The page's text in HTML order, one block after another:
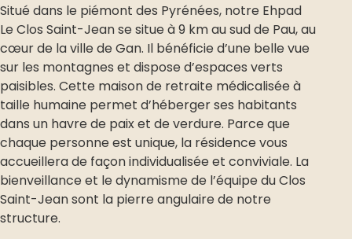
Situé dans le piémont des Pyrénées, notre Ehpad
Le Clos Saint-Jean se situe à 9 km au sud de Pau, au
cœur de la ville de Gan. Il bénéficie d’une belle vue
sur les montagnes et dispose d’espaces verts
paisibles. Cette maison de retraite médicalisée à
taille humaine permet d’héberger ses habitants
dans un havre de paix et de verdure. Parce que
chaque personne est unique, la résidence vous
accueillera de façon individualisée et conviviale. La
bienveillance et le dynamisme de l’équipe du Clos
Saint-Jean sont la pierre angulaire de notre
structure.